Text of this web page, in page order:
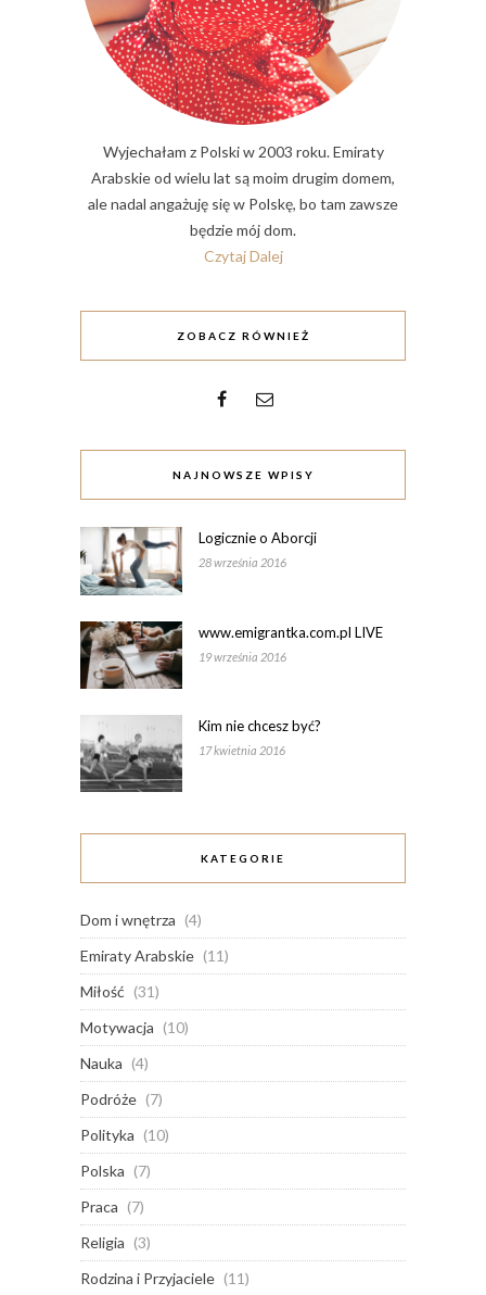
Wyjechałam z Polski w 2003 roku. Emiraty
Arabskie od wielu lat są moim drugim domem,
ale nadal angażuję się w Polskę, bo tam zawsze
będzie mój dom.
Czytaj Dalej
ZOBACZ RÓWNIEŻ
NAJNOWSZE WPISY
Logicznie o Aborcji
28 września 2016
www.emigrantka.com.pl LIVE
19 września 2016
Kim nie chcesz być?
17 kwietnia 2016
KATEGORIE
Dom i wnętrza (4)
Emiraty Arabskie (11)
Miłość (31)
Motywacja (10)
Nauka (4)
Podróże (7)
Polityka (10)
Polska (7)
Praca (7)
Religia (3)
Rodzina i Przyjaciele (11)